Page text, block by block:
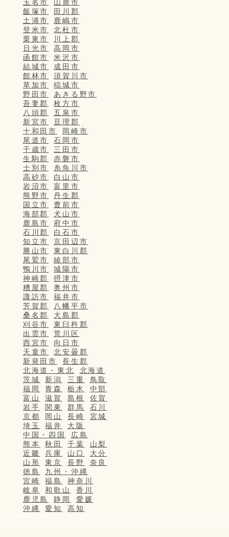
玉名市
山鹿市
飯塚市
田川郡
土浦市
鹿嶋市
登米市
北杜市
栗東市
川上郡
日光市
高岡市
函館市
米沢市
結城市
成田市
館林市
須賀川市
草加市
稲城市
野田市
あきる野市
吾妻郡
枚方市
八頭郡
五泉市
新宮市
亘理郡
十和田市
岡崎市
尾道市
石岡市
千歳市
三田市
生駒郡
赤磐市
士別市
糸魚川市
高砂市
白山市
岩沼市
富里市
熊野市
丹生郡
国立市
豊前市
海部郡
犬山市
鹿島市
府中市
石川郡
白石市
知立市
京田辺市
勝山市
東白川郡
尾鷲市
綾部市
鴨川市
城陽市
神崎郡
摂津市
糟屋郡
奥州市
諏訪市
福井市
芳賀郡
八幡平市
桑名郡
大島郡
刈谷市
東臼杵郡
出雲市
荒川区
西宮市
向日市
天童市
北安曇郡
新発田市
長生郡
北海道・東北
北海道
茨城
新潟 三重
鳥取
福岡
青森 栃木
中部
富山
滋賀 島根
佐賀
岩手
関東 群馬
石川
京都
岡山 長崎
宮城
埼玉
福井
大阪
中国・四国
広島
熊本
秋田 千葉
山梨
近畿
兵庫 山口
大分
山形
東京 長野
奈良
徳島
九州・沖縄
宮崎
福島
神奈川
岐阜
和歌山
香川
鹿児島
静岡
愛媛
沖縄
愛知 高知